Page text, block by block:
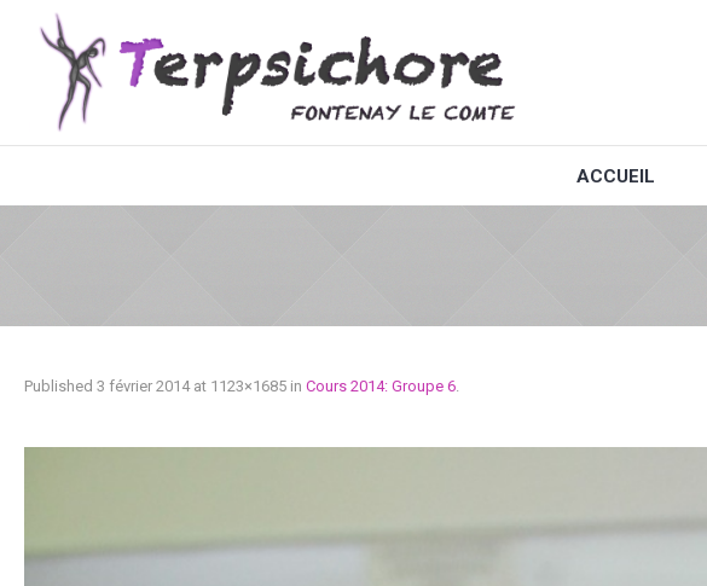
ACCUEIL
Published 3 février 2014at 1123×1685 in Cours 2014: Groupe 6.